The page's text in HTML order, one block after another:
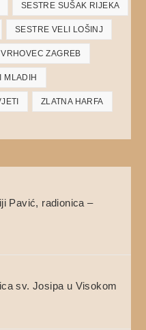
SESTRE SUŠAK RIJEKA
SESTRE VELI LOŠINJ
ZAGREB
MLADIH
ZLATNA HARFA
Pavić, radionica –
sv. Josipa u Visokom